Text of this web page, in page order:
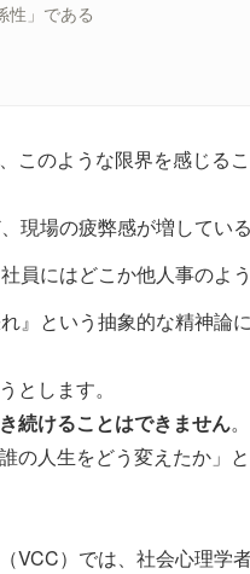
性」である
このような限界を感じる
現場の疲弊感が増している
員にはどこか他人事のよ
』という抽象的な精神論
とします。
続けることはできません。
の人生をどう変えたか」
VCC）では、社会心理学